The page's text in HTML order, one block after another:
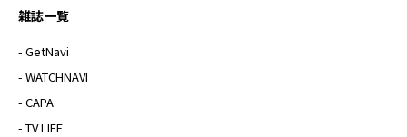
雑誌一覧
- GetNavi
- WATCHNAVI
- CAPA
- TV LIFE